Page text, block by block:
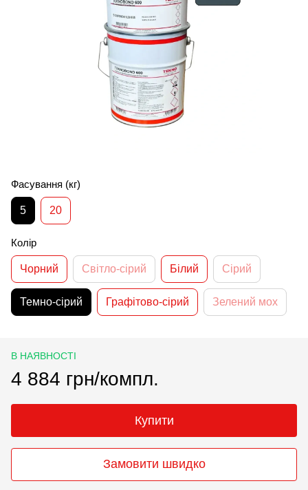
Фасування (кг)
5 20
Колір
Чорний Світло-сірий Білий Сірий
Темно-сірий Графітово-сірий Зелений мох
В НАЯВНОСТІ
4 884 грн/компл.
Купити
Замовити швидко